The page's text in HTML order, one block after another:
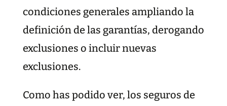
condiciones generales ampliando la
definición de las garantías, derogando
exclusiones o incluir nuevas
exclusiones.
Como has podido ver, los seguros de